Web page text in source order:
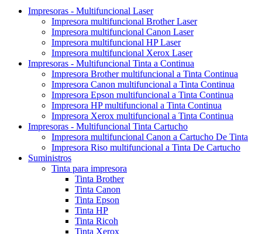
Impresoras - Multifuncional Laser
Impresora multifuncional Brother Laser
Impresora multifuncional Canon Laser
Impresora multifuncional HP Laser
Impresora multifuncional Xerox Laser
Impresoras - Multifuncional Tinta a Continua
Impresora Brother multifuncional a Tinta Continua
Impresora Canon multifuncional a Tinta Continua
Impresora Epson multifuncional a Tinta Continua
Impresora HP multifuncional a Tinta Continua
Impresora Xerox multifuncional a Tinta Continua
Impresoras - Multifuncional Tinta Cartucho
Impresora multifuncional Canon a Cartucho De Tinta
Impresora Riso multifuncional a Tinta De Cartucho
Suministros
Tinta para impresora
Tinta Brother
Tinta Canon
Tinta Epson
Tinta HP
Tinta Ricoh
Tinta Xerox